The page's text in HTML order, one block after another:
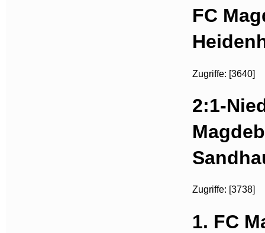
FC
Zugriffe: [3640]
2:1-
Zugriffe: [3738]
1. FC